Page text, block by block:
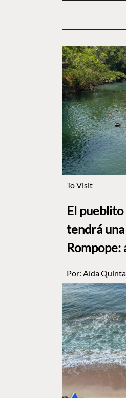
To Visit
El
tendrá
Rompope:
Por: Aída